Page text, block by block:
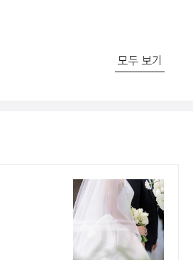
모두 보기